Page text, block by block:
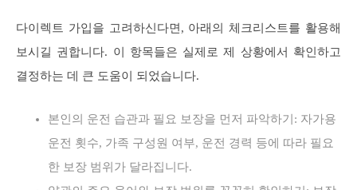
다이렉트 가입을 고려하신다면, 아래의 체크리스트를 활용해
보시길 권합니다. 이 항목들은 실제로 제 상황에서 확인하고
결정하는 데 큰 도움이 되었습니다.
본인의 운전 습관과 필요 보장을 먼저 파악하기: 자가용
운전 횟수, 가족 구성원 여부, 운전 경력 등에 따라 필요
한 보장 범위가 달라집니다.